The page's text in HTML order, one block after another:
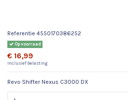
Referentie 4550170386252
Op voorraad
€ 16,99
Inclusief belasting
Revo Shifter Nexus C3000 DX